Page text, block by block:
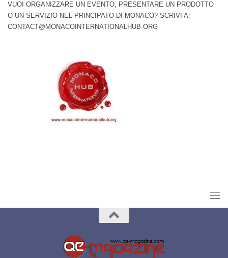
VUOI ORGANIZZARE UN EVENTO, PRESENTARE UN PRODOTTO
O UN SERVIZIO NEL PRINCIPATO DI MONACO? SCRIVI A:
CONTACT@MONACOINTERNATIONALHUB.ORG